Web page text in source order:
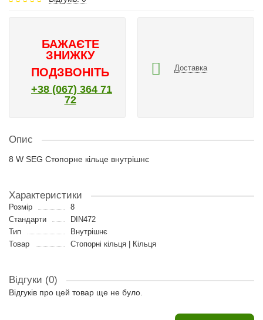
БАЖАЄТЕ
ЗНИЖКУ
ПОДЗВОНІТЬ
+38 (067) 364 71
72
Доставка
Опис
8 W SEG Стопорне кільце внутрішнє
Характеристики
Розмір
8
Стандарти
DIN472
Тип
Внутрішнє
Товар
Стопорні кільця | Кільця
Відгуки (0)
Відгуків про цей товар ще не було.